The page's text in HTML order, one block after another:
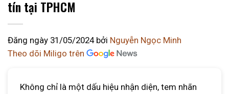
tín tại TPHCM
Đăng ngày 31/05/2024bởi Nguyễn Ngọc Minh
Theo dõi Miligo trên
Không chỉ là một dấu hiệu nhận diện, tem nhãn